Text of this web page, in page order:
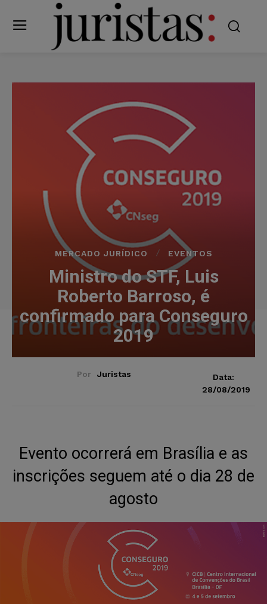
MERCADO JURÍDICO EVENTOS
Ministro do STF, Luis
Roberto Barroso, é
confirmado para Conseguro
2019
Por Juristas
Data:
28/08/2019
Evento ocorrerá em Brasília e as
inscrições seguem até o dia 28 de
agosto